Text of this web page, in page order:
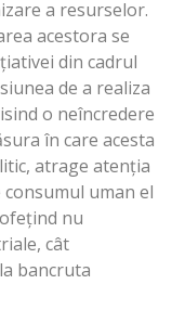
a resurselor.
acestora se
din cadrul
de a realiza
o neîncredere
în care acesta
atrage atenția
uman el
nu
cât
bancruta